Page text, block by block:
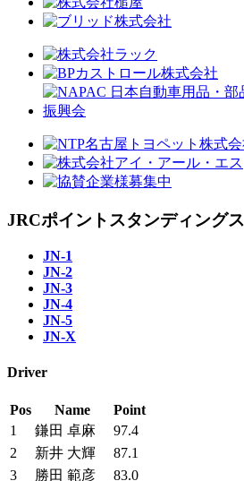
JRCポイントスタンディングス
JN-1
JN-2
JN-3
JN-4
JN-5
JN-X
Driver
Pos Name
Point
1
鎌田 卓麻
97.4
2
新井 大輝
87.1
3
勝田 範彦
83.0